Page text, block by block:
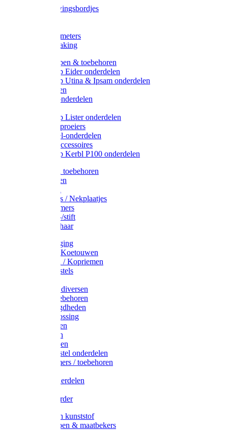
Waarschuwingsbordjes
Wegers en meters
Video bewaking
Weidepompen & toebehoren
Weidepomp Eider onderdelen
Weidepomp Utina & Ipsam onderdelen
Drinkbakken
Drinkbak onderdelen
Weidepomp Lister onderdelen
Nippels / Sproeiers
Drinknippel-onderdelen
Drinkbak accessoires
Weidepomp Kerbl P100 onderdelen
Oormerken toebehoren
Enkelbanden
Halsplaatjes / Nekplaatjes
Kokernummers
Merkspray-/stift
Veemerkschaar
Uierverzorging
Halsters & Koetouwen
Halsriemen / Kopriemen
Koerugborstels
Koe / Stier diversen
Melkers toebehoren
Stalbenodigdheden
Kalververlossing
Stierenringen
Onthoornen
Kalverflessen
Koerugborstel onderdelen
Kalveremmers / toebehoren
Koelift onderdelen
Uieronthaarder
Voerbakken kunststof
Voerscheppen & maatbekers